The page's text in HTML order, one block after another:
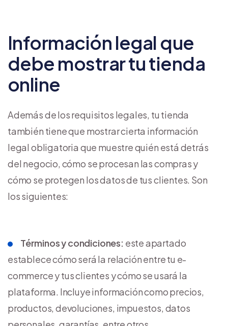
Información legal que
debe mostrar tu tienda
online
Además de los requisitos legales, tu tienda
también tiene que mostrar cierta información
legal obligatoria que muestre quién está detrás
del negocio, cómo se procesan las compras y
cómo se protegen los datos de tus clientes. Son
los siguientes:
Términos y condiciones: este apartado
establece cómo será la relación entre tu e-
commerce y tus clientes y cómo se usará la
plataforma. Incluye información como precios,
productos, devoluciones, impuestos, datos